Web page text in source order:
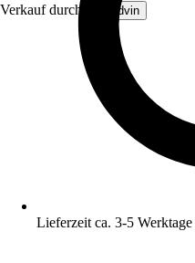
Verkauf durch: Brandvin
Lieferzeit ca. 3-5 Werktage